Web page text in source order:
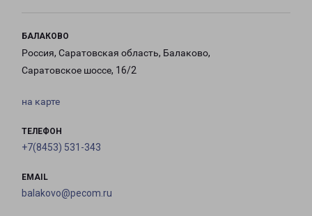
БАЛАКОВО
Россия, Саратовская область, Балаково,
Саратовское шоссе, 16/2
на карте
ТЕЛЕФОН
+7(8453) 531-343
EMAIL
balakovo@pecom.ru